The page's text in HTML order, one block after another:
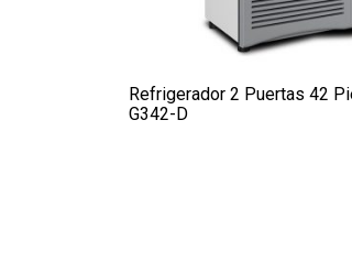
Refrigerador 2 Puertas 42
G342-D